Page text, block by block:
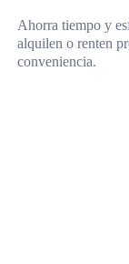
Ahorra tiempo y
alquilen o renten
conveniencia.